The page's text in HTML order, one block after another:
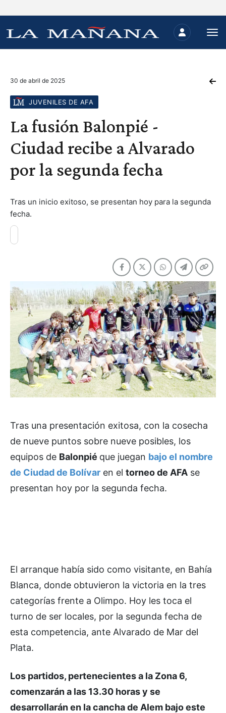
30 de abril de 2025
JUVENILES DE AFA
La fusión Balonpié -
Ciudad recibe a Alvarado
por la segunda fecha
Tras un inicio exitoso, se presentan hoy para la segunda
fecha.
Tras una presentación exitosa, con la cosecha
de nueve puntos sobre nueve posibles, los
equipos de Balonpié que juegan bajo el nombre
de Ciudad de Bolívar en el torneo de AFA se
presentan hoy por la segunda fecha.
El arranque había sido como visitante, en Bahía
Blanca, donde obtuvieron la victoria en la tres
categorías frente a Olimpo. Hoy les toca el
turno de ser locales, por la segunda fecha de
esta competencia, ante Alvarado de Mar del
Plata.
Los partidos, pertenecientes a la Zona 6,
comenzarán a las 13.30 horas y se
desarrollarán en la cancha de Alem bajo este